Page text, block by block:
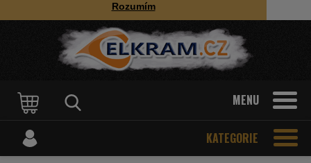
Rozumím
MENU
KATEGORIE